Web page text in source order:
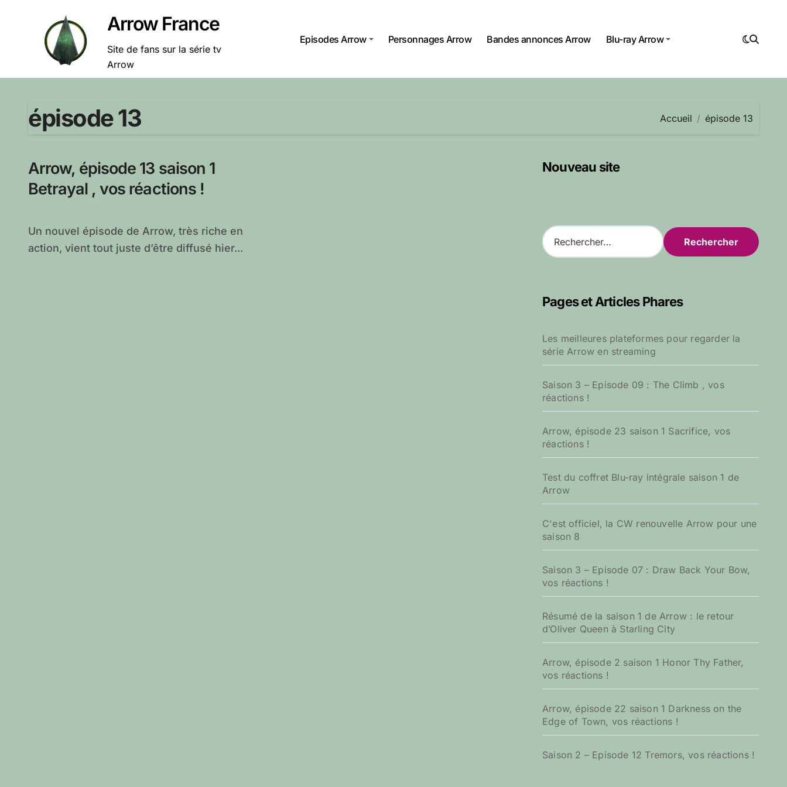
Arrow France
Site de fans sur la série tv
Arrow
Episodes Arrow Personnages Arrow Bandes annonces Arrow Blu-ray Arrow
épisode 13 Accueil épisode 13
Arrow, épisode 13 saison 1
Betrayal , vos réactions !
Un nouvel épisode de Arrow, très riche en
action, vient tout juste d’être diffusé hier...
Nouveau site
R
e
r
c
e
r
Pages et Articles Phares
Les meilleures plateformes pour regarder la
série Arrow en streaming
Saison 3 – Episode 09 : The Climb , vos
réactions !
Arrow, épisode 23 saison 1 Sacrifice, vos
réactions !
Test du coffret Blu-ray intégrale saison 1 de
Arrow
C'est officiel, la CW renouvelle Arrow pour une
saison 8
Saison 3 – Episode 07 : Draw Back Your Bow,
vos réactions !
Résumé de la saison 1 de Arrow : le retour
d’Oliver Queen à Starling City
Arrow, épisode 2 saison 1 Honor Thy Father,
vos réactions !
Arrow, épisode 22 saison 1 Darkness on the
Edge of Town, vos réactions !
Saison 2 – Episode 12 Tremors, vos réactions !